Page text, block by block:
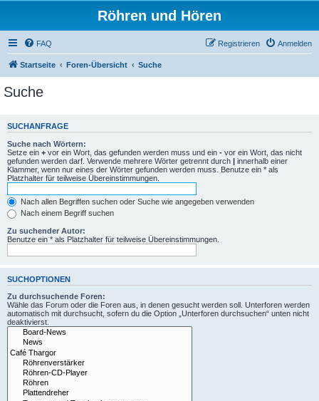
Röhren und Hören
FAQ Anmelden
Registrieren
Startseite Foren-Übersicht Suche
Suche
SUCHANFRAGE
Suche nach Wörtern:
Setze ein + vor ein Wort, das gefunden werden muss und ein - vor ein Wort, das nicht
gefunden werden darf. Verwende mehrere Wörter getrennt durch | innerhalb einer
Klammer, wenn nur eines der Wörter gefunden werden muss. Benutze ein * als
Platzhalter für teilweise Übereinstimmungen.
Nach allen Begriffen suchen oder Suche wie angegeben verwenden
Nach einem Begriff suchen
Zu suchender Autor:
Benutze ein * als Platzhalter für teilweise Übereinstimmungen.
SUCHOPTIONEN
Zu durchsuchende Foren:
Wähle das Forum oder die Foren aus, in denen gesucht werden soll. Unterforen werden
automatisch mit durchsucht, sofern du die Option „Unterforen durchsuchen“ unten nicht
deaktivierst.